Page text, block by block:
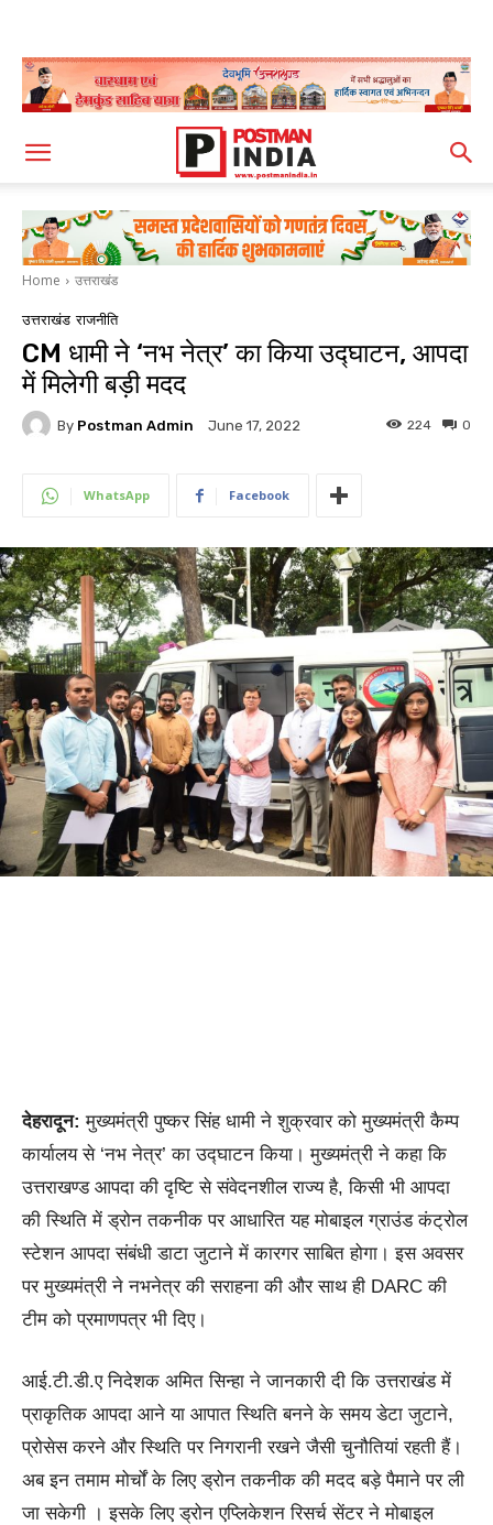
Home उत्तराखंड
उत्तराखंड राजनीति
CM धामी ने ‘नभ नेत्र’ का किया उद्घाटन, आपदा
में मिलेगी बड़ी मदद
By Postman Admin June 17, 2022 0
224
WhatsApp Facebook
देहरादून:मुख्यमंत्री पुष्कर सिंह धामी ने शुक्रवार को मुख्यमंत्री कैम्प
कार्यालय से ‘नभ नेत्र’ का उद्घाटन किया। मुख्यमंत्री ने कहा कि
उत्तराखण्ड आपदा की दृष्टि से संवेदनशील राज्य है, किसी भी आपदा
की स्थिति में ड्रोन तकनीक पर आधारित यह मोबाइल ग्राउंड कंट्रोल
स्टेशन आपदा संबंधी डाटा जुटाने में कारगर साबित होगा। इस अवसर
पर मुख्यमंत्री ने नभनेत्र की सराहना की और साथ ही DARC की
टीम को प्रमाणपत्र भी दिए।
आई.टी.डी.ए निदेशक अमित सिन्हा ने जानकारी दी कि उत्तराखंड में
प्राकृतिक आपदा आने या आपात स्थिति बनने के समय डेटा जुटाने,
प्रोसेस करने और स्थिति पर निगरानी रखने जैसी चुनौतियां रहती हैं।
अब इन तमाम मोर्चों के लिए ड्रोन तकनीक की मदद बड़े पैमाने पर ली
जा सकेगी । इसके लिए ड्रोन एप्लिकेशन रिसर्च सेंटर ने मोबाइल